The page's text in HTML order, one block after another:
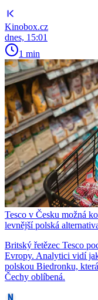
Kinobox.cz
dnes, 15:01
1 min
Tesco v Česku možná
levnější polská
Britský řetězec Tesco
Evropy. Analytici vidí
polskou Biedronku,
Čechy oblíbená.